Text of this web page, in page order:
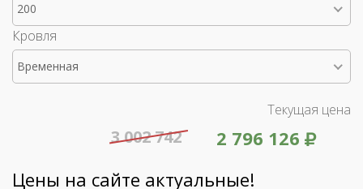
200
Кровля
Временная
Текущая цена
2 796 126
3 002 742
Цены на сайте актуальные!